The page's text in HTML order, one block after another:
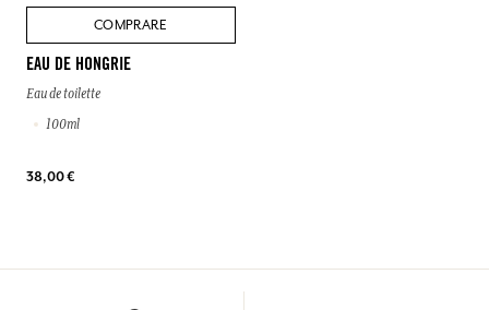
COMPRARE
EAU DE HONGRIE
Eau de toilette
100ml
38,00 €